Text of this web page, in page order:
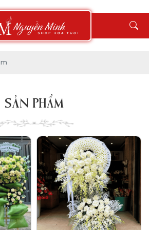
SẢN PHẨM